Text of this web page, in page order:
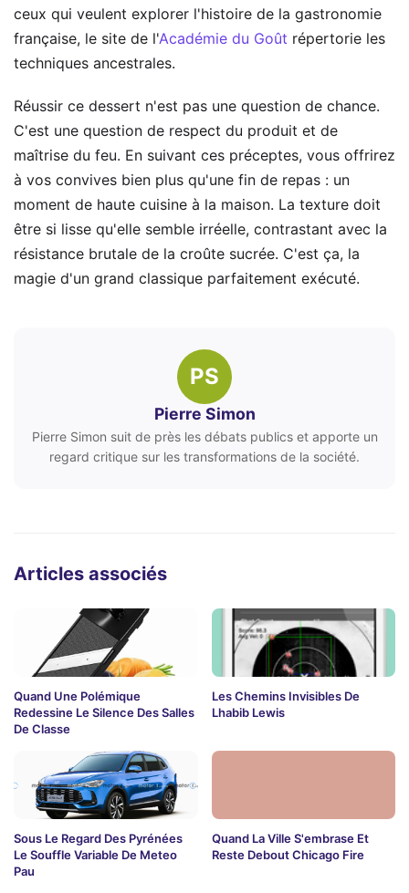
ceux qui veulent explorer l'histoire de la gastronomie
française, le site de l'Académie du Goût répertorie les
techniques ancestrales.
Réussir ce dessert n'est pas une question de chance.
C'est une question de respect du produit et de
maîtrise du feu. En suivant ces préceptes, vous offrirez
à vos convives bien plus qu'une fin de repas : un
moment de haute cuisine à la maison. La texture doit
être si lisse qu'elle semble irréelle, contrastant avec la
résistance brutale de la croûte sucrée. C'est ça, la
magie d'un grand classique parfaitement exécuté.
PS
Pierre Simon
Pierre Simon suit de près les débats publics et apporte un
regard critique sur les transformations de la société.
Articles associés
Quand Une Polémique
Redessine Le Silence Des Salles
De Classe
Les Chemins Invisibles De
Lhabib Lewis
Sous Le Regard Des Pyrénées
Le Souffle Variable De Meteo
Pau
Quand La Ville S'embrase Et
Reste Debout Chicago Fire